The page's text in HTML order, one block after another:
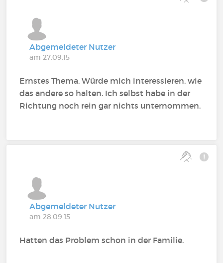
Abgemeldeter Nutzer
am 27.09.15
Ernstes Thema. Würde mich interessieren, wie
das andere so halten. Ich selbst habe in der
Richtung noch rein gar nichts unternommen.
Abgemeldeter Nutzer
am 28.09.15
Hatten das Problem schon in der Familie.